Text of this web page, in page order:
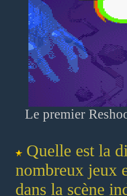
Le premier
Quelle est la
nombreux jeux
dans la scène